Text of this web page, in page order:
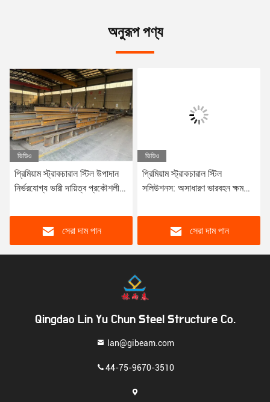
অনুরূপ পণ্য
ভিডিও
প্রিমিয়াম স্ট্রাকচারাল স্টিল উপাদান
নির্ভরযোগ্য ভারী দায়িত্ব প্রকৌশলী
সেরা দাম পান
ভিডিও
প্রিমিয়াম স্ট্রাকচারাল স্টিল
সলিউশনস: অসাধারণ ভারবহন ক্ষমতা,
সেরা দাম পান
Qingdao Lin Yu Chun Steel Structure Co.
lan@gibeam.com
44-75-9670-3510